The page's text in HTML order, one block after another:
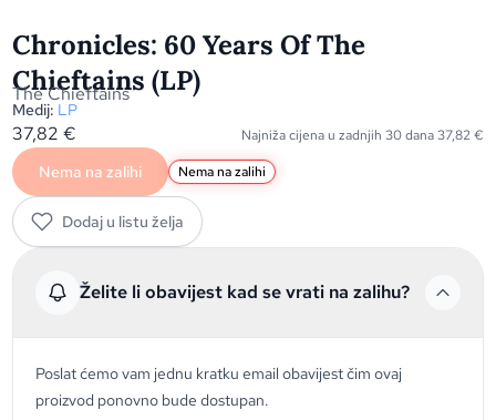
Chronicles: 60 Years Of The
Chieftains (LP)
The Chieftains
Medij: LP
37,82€ Najniža cijena u zadnjih 30 dana37,82€
Nema na zalihi Nema na zalihi
Dodaj u listu želja
Želite li obavijest kad se vrati na zalihu?
Poslat ćemo vam jednu kratku email obavijest čim ovaj
proizvod ponovno bude dostupan.